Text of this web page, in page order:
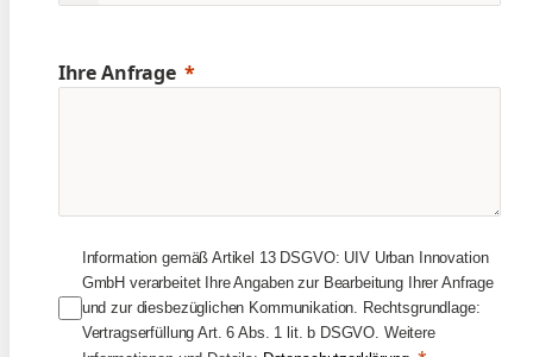
Ihre Anfrage
Information gemäß Artikel 13 DSGVO: UIV Urban Innovation
GmbH verarbeitet Ihre Angaben zur Bearbeitung Ihrer Anfrage
und zur diesbezüglichen Kommunikation. Rechtsgrundlage:
Vertragserfüllung Art. 6 Abs. 1 lit. b DSGVO. Weitere